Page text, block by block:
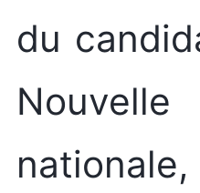
du
Nouvelle